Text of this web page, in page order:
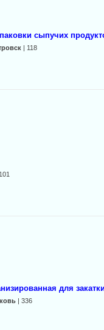
сыпучих
| 118
для
| 336